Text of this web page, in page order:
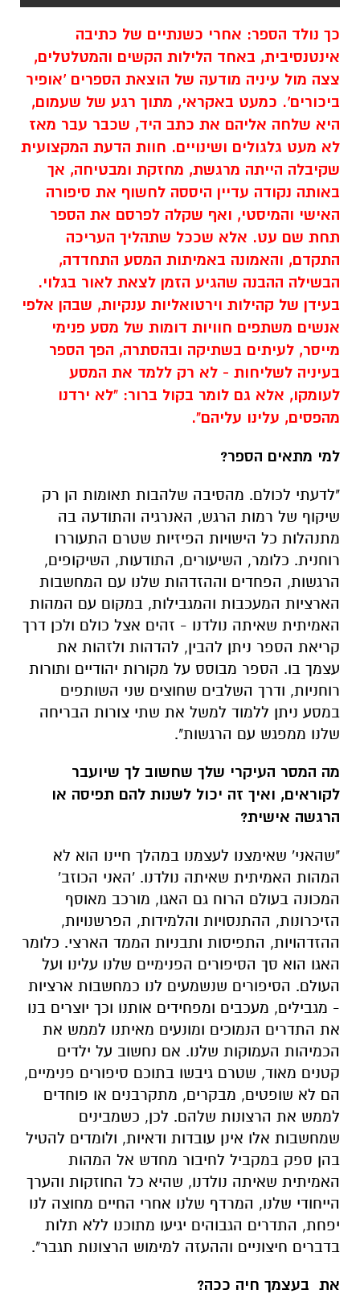
כך נולד הספר: אחרי כשנתיים של כתיבה
אינטנסיבית, באחד הלילות הקשים והמטלטלים,
צצה מול עיניה מודעה של הוצאת הספרים 'אופיר
ביכורים'. כמעט באקראי, מתוך רגע של שעמום,
היא שלחה אליהם את כתב היד, שכבר עבר מאז
לא מעט גלגולים ושינויים. חוות הדעת המקצועית
שקיבלה הייתה מרגשת, מחזקת ומבטיחה, אך
באותה נקודה עדיין היססה לחשוף את סיפורה
האישי והמיסטי, ואף שקלה לפרסם את הספר
תחת שם עט. אלא שככל שתהליך העריכה
התקדם, והאמונה באמיתות המסע התחדדה,
הבשילה ההבנה שהגיע הזמן לצאת לאור בגלוי.
בעידן של קהילות וירטואליות ענקיות, שבהן אלפי
אנשים משתפים חוויות דומות של מסע פנימי
מייסר, לעיתים בשתיקה ובהסתרה, הפך הספר
בעיניה לשליחות - לא רק ללמד את המסע
לעומקו, אלא גם לומר בקול ברור: "לא ירדנו
מהפסים, עלינו עליהם".
למי מתאים הספר?
"לדעתי לכולם. מהסיבה שלהבות תאומות הן רק
שיקוף של רמות הרגש, האנרגיה והתודעה בה
מתנהלות כל הישויות הפיזיות שטרם התעוררו
רוחנית. כלומר, השיעורים, התודעות, השיקופים,
הרגשות, הפחדים וההזדהות שלנו עם המחשבות
הארציות המעכבות והמגבילות, במקום עם המהות
האמיתית שאיתה נולדנו - זהים אצל כולם ולכן דרך
קריאת הספר ניתן להבין, להדהות ולזהות את
עצמך בו. הספר מבוסס על מקורות יהודיים ותורות
רוחניות, ודרך השלבים שחוצים שני השותפים
במסע ניתן ללמוד למשל את שתי צורות הבריחה
שלנו ממפגש עם הרגשות".
מה המסר העיקרי שלך שחשוב לך שיועבר
לקוראים, ואיך זה יכול לשנות להם תפיסה או
הרגשה אישית?
"שהאני' שאימצנו לעצמנו במהלך חיינו הוא לא
המהות האמיתית שאיתה נולדנו. 'האני הכוזב'
המכונה בעולם הרוח גם האגו, מורכב מאוסף
הזיכרונות, ההתנסויות והלמידות, הפרשנויות,
ההזדהויות, התפיסות ותבניות הממד הארצי. כלומר
האגו הוא סך הסיפורים הפנימיים שלנו עלינו ועל
העולם. הסיפורים שנשמעים לנו כמחשבות ארציות
- מגבילים, מעכבים ומפחידים אותנו וכך יוצרים בנו
את התדרים הנמוכים ומונעים מאיתנו לממש את
הכמיהות העמוקות שלנו. אם נחשוב על ילדים
קטנים מאוד, שטרם גיבשו בתוכם סיפורים פנימיים,
הם לא שופטים, מבקרים, מתקרבנים או פוחדים
לממש את הרצונות שלהם. לכן, כשמבינים
שמחשבות אלו אינן עובדות ודאיות, ולומדים להטיל
בהן ספק במקביל לחיבור מחדש אל המהות
האמיתית שאיתה נולדנו, שהיא כל החוזקות והערך
הייחודי שלנו, המרדף שלנו אחרי החיים מחוצה לנו
יפחת, התדרים הגבוהים יגיעו מתוכנו ללא תלות
בדברים חיצוניים וההעזה למימוש הרצונות תגבר".
את בעצמך חיה ככה?